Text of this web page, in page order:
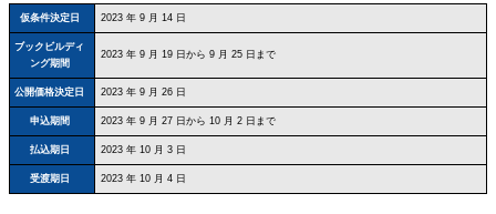
仮条件決定日 2023 年 9 月 14 日
ブックビルディ
ング期間
2023 年 9 月 19 日から 9 月 25 日まで
公開価格決定日 2023 年 9 月 26 日
申込期間 2023 年 9 月 27 日から 10 月 2 日まで
払込期日 2023 年 10 月 3 日
受渡期日 2023 年 10 月 4 日